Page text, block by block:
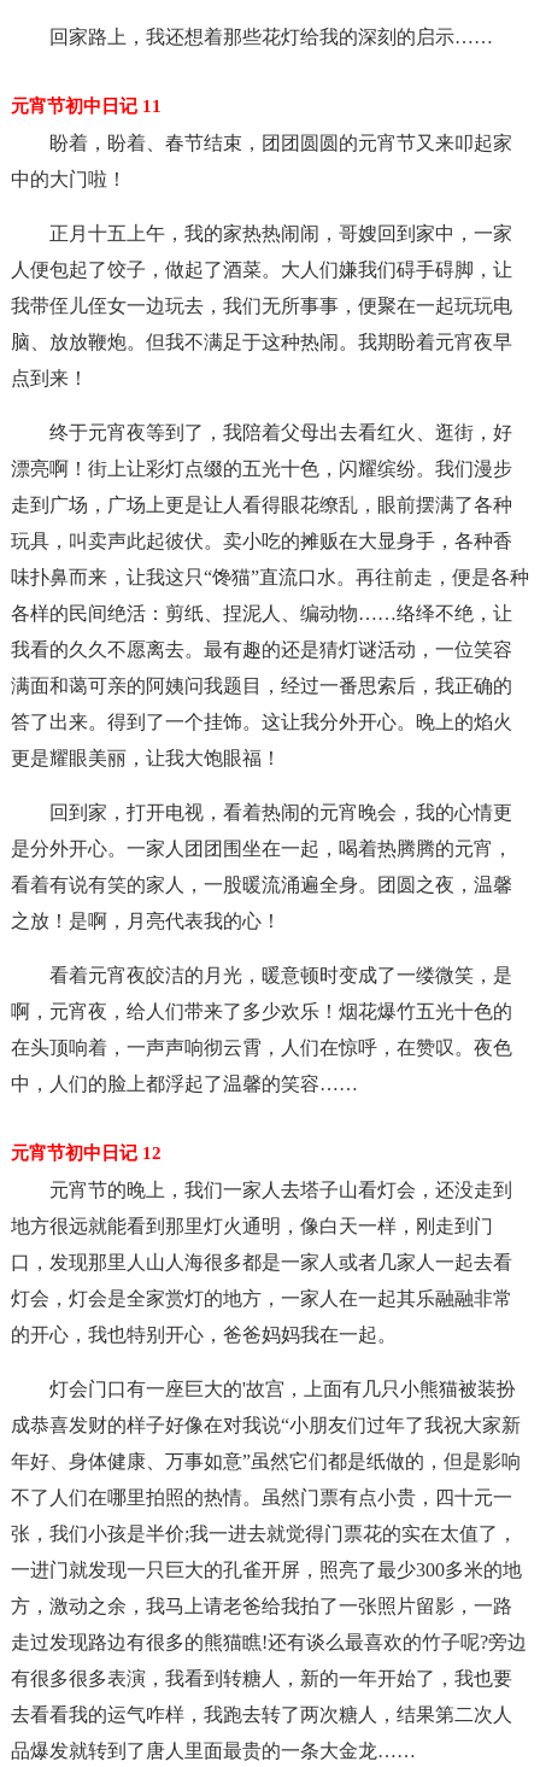
回家路上，我还想着那些花灯给我的深刻的启示……
元宵节初中日记 11
盼着，盼着、春节结束，团团圆圆的元宵节又来叩起家
中的大门啦！
正月十五上午，我的家热热闹闹，哥嫂回到家中，一家
人便包起了饺子，做起了酒菜。大人们嫌我们碍手碍脚，让
我带侄儿侄女一边玩去，我们无所事事，便聚在一起玩玩电
脑、放放鞭炮。但我不满足于这种热闹。我期盼着元宵夜早
点到来！
终于元宵夜等到了，我陪着父母出去看红火、逛街，好
漂亮啊！街上让彩灯点缀的五光十色，闪耀缤纷。我们漫步
走到广场，广场上更是让人看得眼花缭乱，眼前摆满了各种
玩具，叫卖声此起彼伏。卖小吃的摊贩在大显身手，各种香
味扑鼻而来，让我这只“馋猫”直流口水。再往前走，便是各种
各样的民间绝活：剪纸、捏泥人、编动物……络绎不绝，让
我看的久久不愿离去。最有趣的还是猜灯谜活动，一位笑容
满面和蔼可亲的阿姨问我题目，经过一番思索后，我正确的
答了出来。得到了一个挂饰。这让我分外开心。晚上的焰火
更是耀眼美丽，让我大饱眼福！
回到家，打开电视，看着热闹的元宵晚会，我的心情更
是分外开心。一家人团团围坐在一起，喝着热腾腾的元宵，
看着有说有笑的家人，一股暖流涌遍全身。团圆之夜，温馨
之放！是啊，月亮代表我的心！
看着元宵夜皎洁的月光，暖意顿时变成了一缕微笑，是
啊，元宵夜，给人们带来了多少欢乐！烟花爆竹五光十色的
在头顶响着，一声声响彻云霄，人们在惊呼，在赞叹。夜色
中，人们的脸上都浮起了温馨的笑容……
元宵节初中日记 12
元宵节的晚上，我们一家人去塔子山看灯会，还没走到
地方很远就能看到那里灯火通明，像白天一样，刚走到门
口，发现那里人山人海很多都是一家人或者几家人一起去看
灯会，灯会是全家赏灯的地方，一家人在一起其乐融融非常
的开心，我也特别开心，爸爸妈妈我在一起。
灯会门口有一座巨大的'故宫，上面有几只小熊猫被装扮
成恭喜发财的样子好像在对我说“小朋友们过年了我祝大家新
年好、身体健康、万事如意”虽然它们都是纸做的，但是影响
不了人们在哪里拍照的热情。虽然门票有点小贵，四十元一
张，我们小孩是半价;我一进去就觉得门票花的实在太值了，
一进门就发现一只巨大的孔雀开屏，照亮了最少300多米的地
方，激动之余，我马上请老爸给我拍了一张照片留影，一路
走过发现路边有很多的熊猫瞧!还有谈么最喜欢的竹子呢?旁边
有很多很多表演，我看到转糖人，新的一年开始了，我也要
去看看我的运气咋样，我跑去转了两次糖人，结果第二次人
品爆发就转到了唐人里面最贵的一条大金龙……